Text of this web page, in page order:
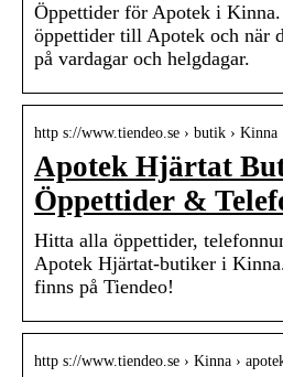
Öppettider för Apotek i
öppettider till Apotek och när
på vardagar och helgdagar.
http s://www.tiendeo.se › butik › Kinna
Apotek Hjärtat
Öppettider &
Hitta alla öppettider,
Apotek Hjärtat-butiker i
finns på Tiendeo!
http s://www.tiendeo.se › Kinna ›